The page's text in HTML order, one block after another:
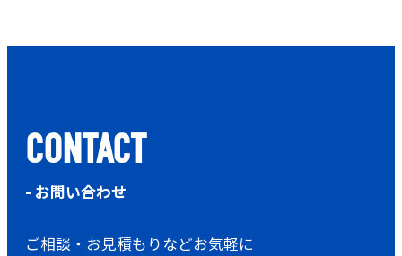
CONTACT
- お問い合わせ
ご相談・お見積もりなどお気軽に